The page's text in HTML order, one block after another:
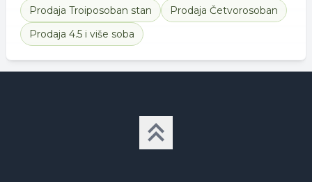
Prodaja Troiposoban stan Prodaja Četvorosoban
Prodaja 4.5 i više soba